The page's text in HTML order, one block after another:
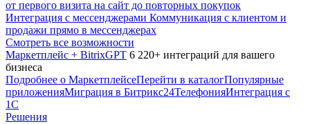
от первого визита на сайт до повторных покупок
Интеграция с мессенджерами Коммуникация с клиентом и
продажи прямо в мессенджерах
Смотреть все возможности
Маркетплейс + BitrixGPT 6 220+ интеграций для вашего
бизнеса
Подробнее о МаркетплейсеПерейти в каталогПопулярные
приложенияМиграция в Битрикс24ТелефонияИнтеграция с
1С
Решения